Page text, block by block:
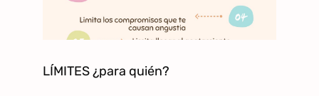
LÍMITES ¿para quién?